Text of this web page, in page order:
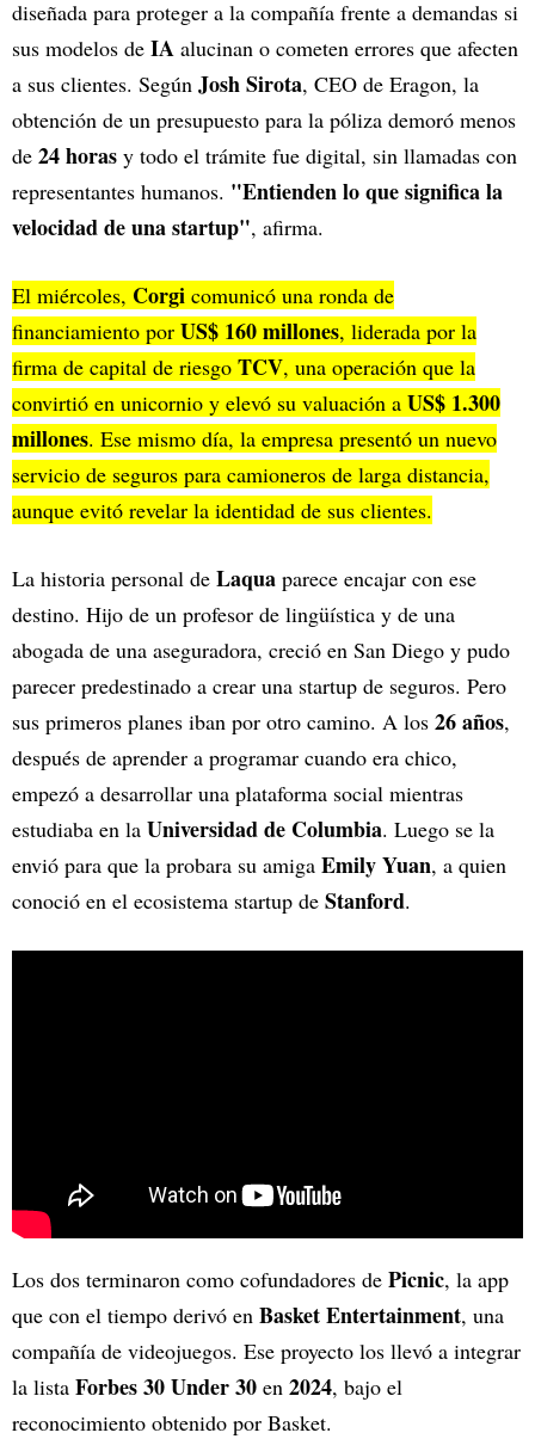
diseñada para proteger a la compañía frente a demandas si
sus modelos de IA alucinan o cometen errores que afecten
a sus clientes. Según Josh Sirota, CEO de Eragon, la
obtención de un presupuesto para la póliza demoró menos
de 24 horas y todo el trámite fue digital, sin llamadas con
representantes humanos. "Entienden lo que significa la
velocidad de una startup", afirma.
El miércoles, Corgi comunicó una ronda de
financiamiento por US$ 160 millones, liderada por la
firma de capital de riesgo TCV, una operación que la
convirtió en unicornio y elevó su valuación a US$ 1.300
millones. Ese mismo día, la empresa presentó un nuevo
servicio de seguros para camioneros de larga distancia,
aunque evitó revelar la identidad de sus clientes.
La historia personal de Laqua parece encajar con ese
destino. Hijo de un profesor de lingüística y de una
abogada de una aseguradora, creció en San Diego y pudo
parecer predestinado a crear una startup de seguros. Pero
sus primeros planes iban por otro camino. A los 26 años,
después de aprender a programar cuando era chico,
empezó a desarrollar una plataforma social mientras
estudiaba en la Universidad de Columbia. Luego se la
envió para que la probara su amiga Emily Yuan, a quien
conoció en el ecosistema startup de Stanford.
Los dos terminaron como cofundadores de Picnic, la app
que con el tiempo derivó en Basket Entertainment, una
compañía de videojuegos. Ese proyecto los llevó a integrar
la lista Forbes 30 Under 30 en 2024, bajo el
reconocimiento obtenido por Basket.